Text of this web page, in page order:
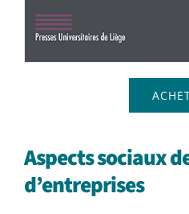
Aspects sociaux
d’entreprises